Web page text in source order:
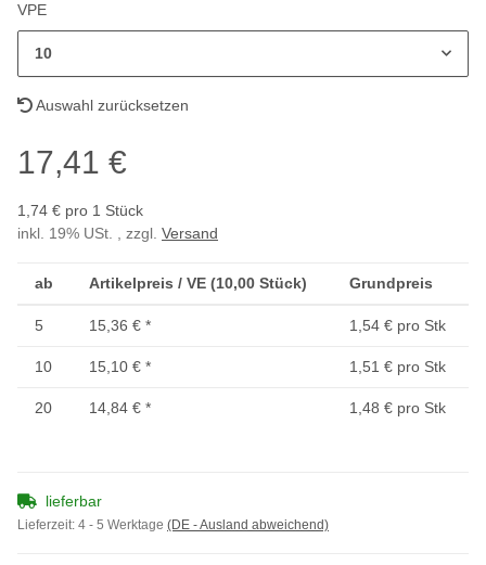
VPE
10
Auswahl zurücksetzen
17,41 €
1,74 € pro 1 Stück
inkl. 19% USt. , zzgl. Versand
ab Artikelpreis / VE (10,00 Stück) Grundpreis
5 15,36 € * 1,54 € pro Stk
10 15,10 € * 1,51 € pro Stk
20 14,84 € * 1,48 € pro Stk
lieferbar
Lieferzeit: 4 - 5 Werktage (DE - Ausland abweichend)